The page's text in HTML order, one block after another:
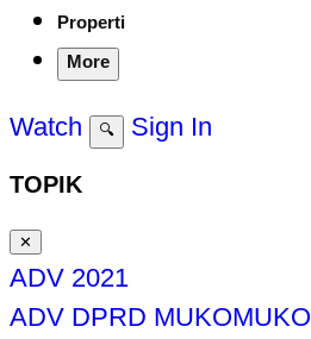
Properti
More
Watch 🔍 Sign In
TOPIK
✕
ADV 2021
ADV DPRD MUKOMUKO